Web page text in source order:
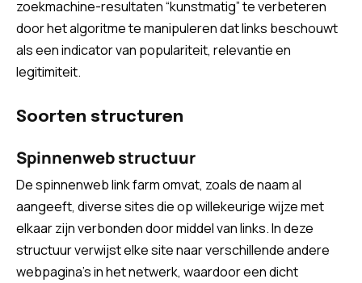
zoekmachine-resultaten “kunstmatig” te verbeteren
door het algoritme te manipuleren dat links beschouwt
als een indicator van populariteit, relevantie en
legitimiteit.
Soorten structuren
Spinnenweb structuur
De spinnenweb link farm omvat, zoals de naam al
aangeeft, diverse sites die op willekeurige wijze met
elkaar zijn verbonden door middel van links. In deze
structuur verwijst elke site naar verschillende andere
webpagina’s in het netwerk, waardoor een dicht